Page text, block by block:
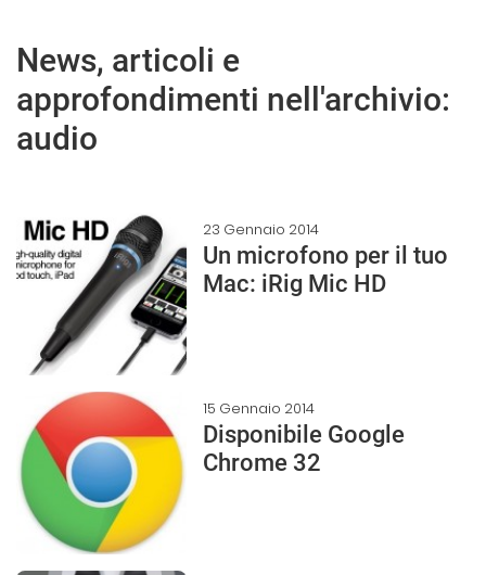
News, articoli e
approfondimenti nell'archivio:
audio
23 Gennaio 2014
Un microfono per il tuo
Mac: iRig Mic HD
15 Gennaio 2014
Disponibile Google
Chrome 32